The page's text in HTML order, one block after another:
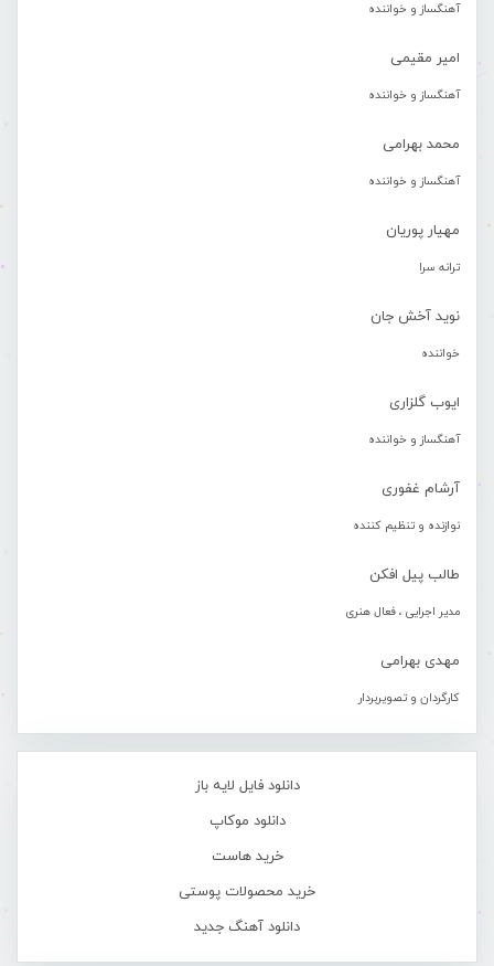
آهنگساز و خواننده
امیر مقیمی
آهنگساز و خواننده
محمد بهرامی
آهنگساز و خواننده
مهیار پوریان
ترانه سرا
نوید آخش جان
خواننده
ایوب گلزاری
آهنگساز و خواننده
آرشام غفوری
نوازنده و تنظیم کننده
طالب پیل افکن
مدیر اجرایی ، فعال هنری
مهدی بهرامی
کارگردان و تصویربردار
دانلود فایل لایه باز
دانلود موکاپ
خرید هاست
خرید محصولات پوستی
دانلود آهنگ جدید